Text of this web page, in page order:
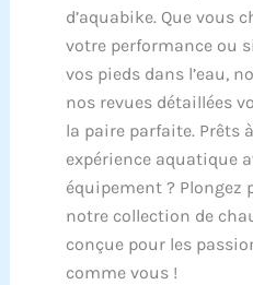
d’aquabike. Que vous
votre performance ou
vos pieds dans l’eau,
nos revues détaillées
la paire parfaite. Prêts
expérience aquatique
équipement ? Plongez
notre collection de
conçue pour les
comme vous !